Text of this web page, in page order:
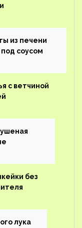
из печени
соусом
с ветчиной
без
лука